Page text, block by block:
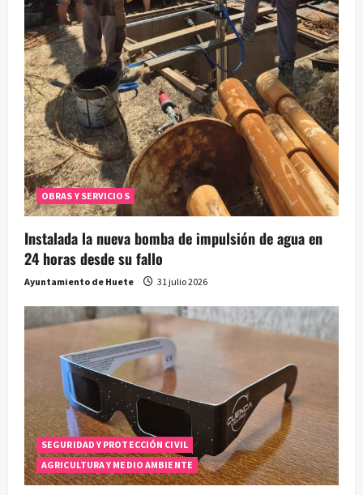
OBRAS Y SERVICIOS
Instalada la nueva bomba de impulsión de agua en
24 horas desde su fallo
Ayuntamiento de Huete 31 julio 2026
SEGURIDAD Y PROTECCIÓN CIVIL
AGRICULTURA Y MEDIO AMBIENTE